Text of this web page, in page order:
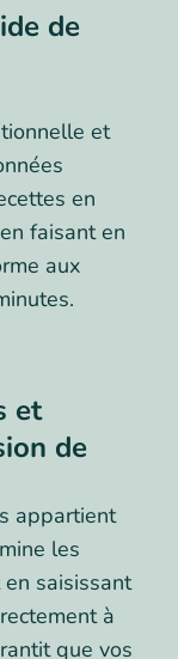
de
et
en
faisant en
aux
et
de
appartient
les
saisissant
à
que vos